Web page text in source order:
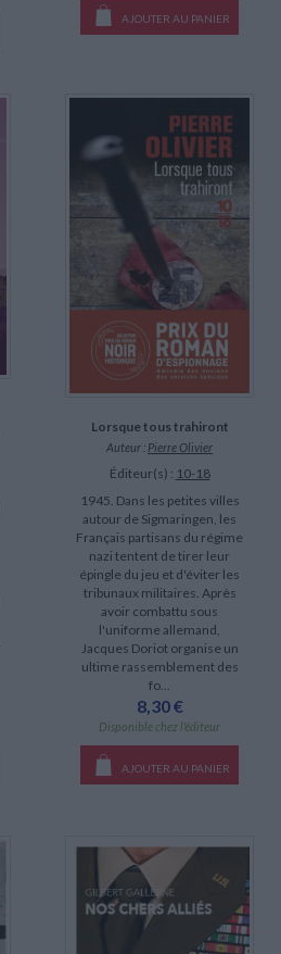
AJOUTER AU PANIER
Lorsque tous trahiront
Auteur : Pierre Olivier
Éditeur(s) : 10-18
1945. Dans les petites villes
autour de Sigmaringen, les
Français partisans du régime
nazi tentent de tirer leur
épingle du jeu et d'éviter les
tribunaux militaires. Après
avoir combattu sous
l'uniforme allemand,
Jacques Doriot organise un
ultime rassemblement des
fo...
8,30 €
Disponible chez l'éditeur
AJOUTER AU PANIER